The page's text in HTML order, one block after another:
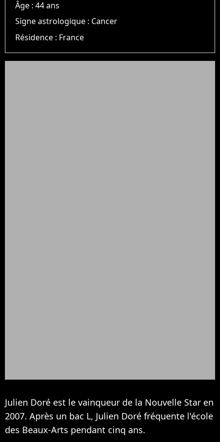
Âge :44 ans
Signe astrologique : Cancer
Résidence : France
Julien Doré est le vainqueur de la Nouvelle Star en
2007. Après un bac L, Julien Doré fréquente l'école
des Beaux-Arts pendant cinq ans.